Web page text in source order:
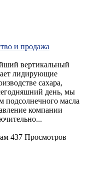
и продажа
вертикальный
лидирующие
сахара,
день, мы
подсолнечного масла
компании
437 Просмотров